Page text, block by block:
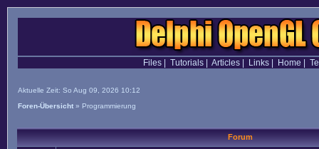
Files| Tutorials| Articles| Links| Home
Aktuelle Zeit: So Aug 09, 2026 10:12
Foren-Übersicht » Programmierung
Forum